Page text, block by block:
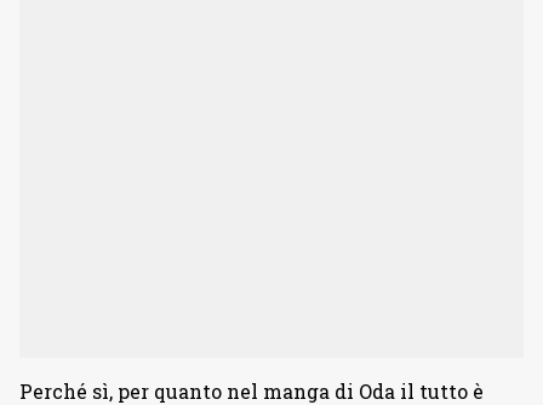
Perché sì, per quanto nel manga di Oda il tutto è